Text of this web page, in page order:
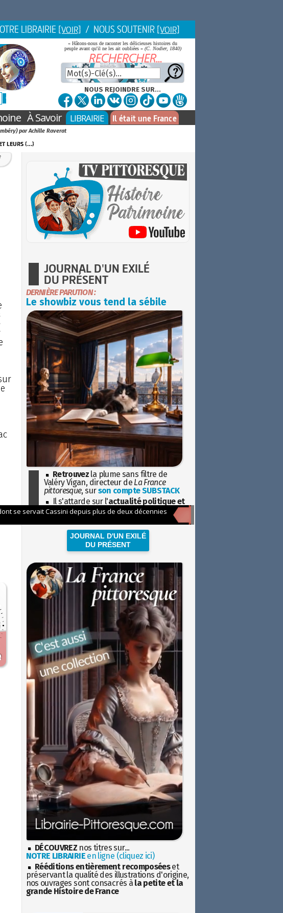
LIBRAIRIE [VOIR] / NOUS SOUTENIR [VOIR]
« Hâtons-nous de raconter les délicieuses histoires du
peuple avant qu'il ne les ait oubliées » (C. Nodier, 1840)
NOUS REJOINDRE SUR...
À Savoir LIBRAIRIE Il était une France
par Achille Raverat
et leurs (…)
JOURNAL D'UN EXILÉ
DU PRÉSENT
DERNIÈRE PARUTION :
Le showbiz vous tend la sébile
Retrouvez la plume sans filtre de
Valéry Vigan, directeur de La France
pittoresque, surson compte SUBSTACK
Il s'attarde sur l'actualité politique et
sociétaleavec la hauteur de vue de
JOURNAL D'UN EXILÉ
DU PRÉSENT
DÉCOUVREZ nos titres sur...
NOTRE LIBRAIRIEen ligne (cliquez ici)
Rééditions entièrement recomposéeset
préservant la qualité des illustrations d'origine,
nos ouvrages sont consacrés à la petite et la
grande Histoire de France